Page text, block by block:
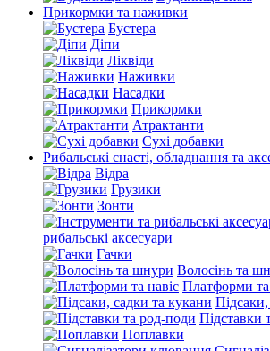
Прикормки та наживки
Бустера
Діпи
Ліквіди
Наживки
Насадки
Прикормки
Атрактанти
Сухі добавки
Рибальські снасті, обладнання та
Відра
Грузики
Зонти
рибальські аксесуари
Гачки
Волосінь та
Платформи та
Підставки
Поплавки